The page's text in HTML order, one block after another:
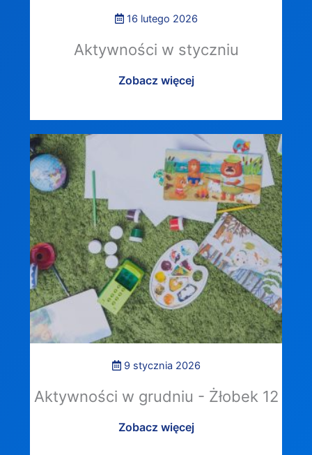
16 lutego 2026
Aktywności w styczniu
Zobacz więcej
9 stycznia 2026
Aktywności w grudniu - Żłobek 12
Zobacz więcej